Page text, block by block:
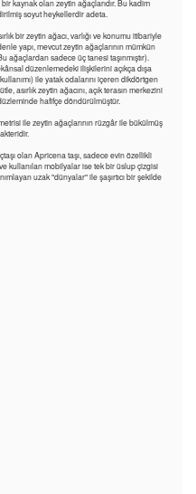
kaynak olan zeytin ağaçlarıdır. Bu kadim
soyut heykellerdir adeta.
bir zeytin ağacı, varlığı ve konumu itibariyle
yapı, mevcut zeytin ağaçlarının mümkün
sadece üç tanesi taşınmıştır).
düzenlemedeki ilişkilerini açıkça dışa
ile yatak odalarını içeren dikdörtgen
asırlık zeytin ağacını, açık terasın merkezini
hafifçe döndürülmüştür.
ile zeytin ağaçlarının rüzgâr ile bükülmüş
olan Apricena taşı, sadece evin özellikli
kullanılan mobilyalar ise tek bir üslup çizgisi
uzak "dünyalar" ile şaşırtıcı bir şekilde